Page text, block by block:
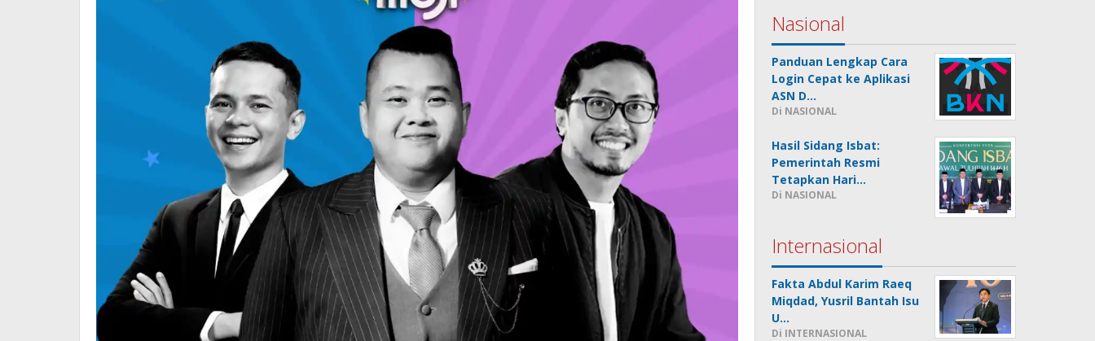
Nasional
Panduan Lengkap Cara
Login Cepat ke Aplikasi
ASN D…
Di NASIONAL
Hasil Sidang Isbat:
Pemerintah Resmi
Tetapkan Hari…
Di NASIONAL
Internasional
Fakta Abdul Karim Raeq
Miqdad, Yusril Bantah Isu
U…
Di INTERNASIONAL